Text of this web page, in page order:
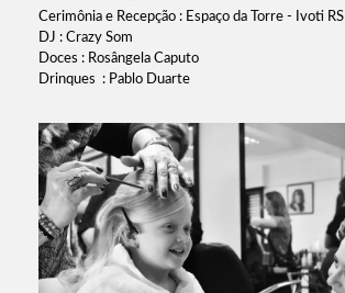
Cerimônia e Recepção : Espaço da Torre - Ivoti RS
DJ : Crazy Som
Doces : Rosângela Caputo
Drinques : Pablo Duarte